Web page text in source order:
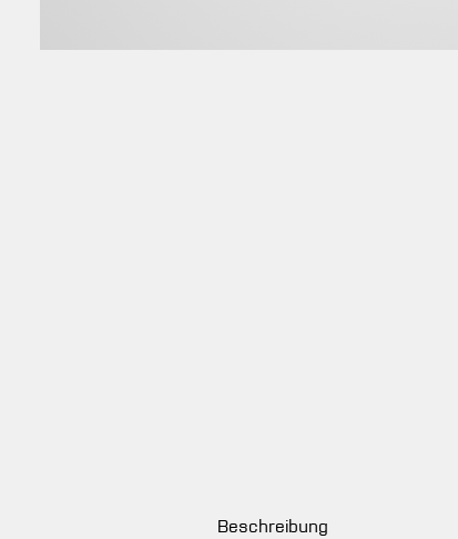
Beschreibung